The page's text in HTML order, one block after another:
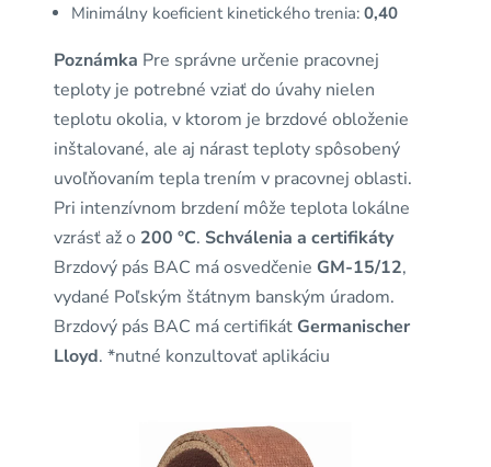
Minimálny koeficient kinetického trenia:0,40
Poznámka Pre správne určenie pracovnej
teploty je potrebné vziať do úvahy nielen
teplotu okolia, v ktorom je brzdové obloženie
inštalované, ale aj nárast teploty spôsobený
uvoľňovaním tepla trením v pracovnej oblasti.
Pri intenzívnom brzdení môže teplota lokálne
vzrásť až o 200 °C. Schválenia a certifikáty
Brzdový pás BAC má osvedčenie GM-15/12,
vydané Poľským štátnym banským úradom.
Brzdový pás BAC má certifikát Germanischer
Lloyd. *nutné konzultovať aplikáciu